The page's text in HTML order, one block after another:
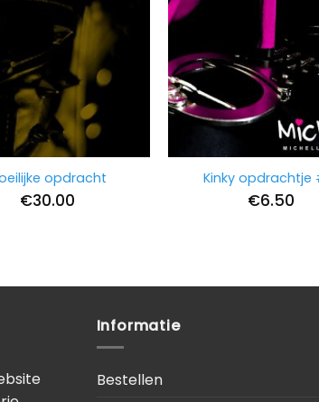
opdracht
€30.00
Kinky opdrachtje
€6.50
Informatie
Bestellen